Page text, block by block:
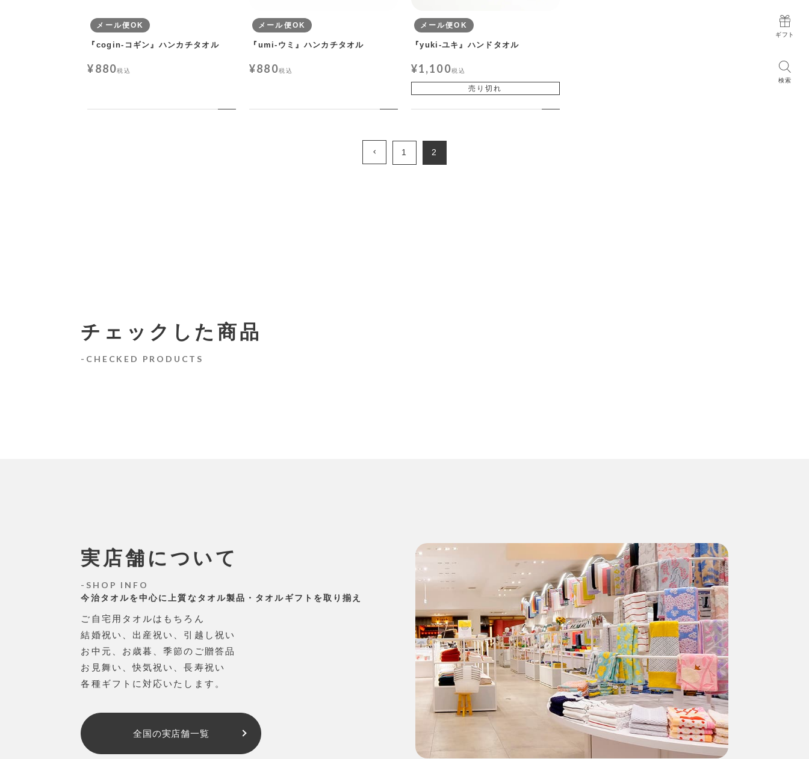
検索
ギフト
メール便OK
『cogin-コギン』ハンカチタオル
¥880税込
メール便OK
『umi-ウミ』ハンカチタオル
¥880税込
メール便OK
『yuki-ユキ』ハンドタオル
¥1,100税込
売り切れ
1 2
チェックした商品
CHECKED PRODUCTS
実店舗について
SHOP INFO
今治タオルを中心に上質なタオル製品・タオルギフトを取り揃え
ご自宅用タオルはもちろん
結婚祝い、出産祝い、引越し祝い
お中元、お歳暮、季節のご贈答品
お見舞い、快気祝い、長寿祝い
各種ギフトに対応いたします。
全国の実店舗一覧